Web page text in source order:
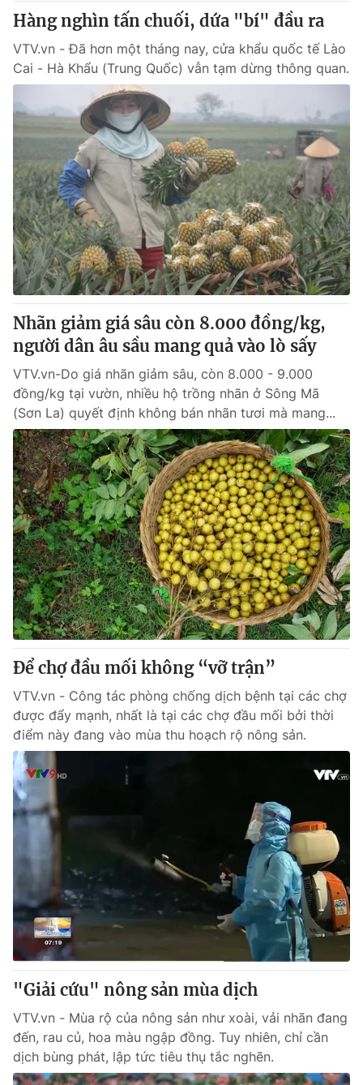
Giấy phép hoạt động báo in và báo điện tử số 483/GP-BTTTT
cấp ngày 29/12/2023
Tổng Biên tập:Vũ Thanh Thủy
Phó Tổng Biên tập:Nguyễn Thị Mỹ Hạnh, Phạm Quốc Thắng,
Nguyễn Trọng Ninh
Tổng đài VTV:024.38 355 931 - 024.38 355 932
Ðiện thoại Thời báo VTV:024.66 897 897
toasoan@vtv.vn
Liên hệ quảng cáo:
024-7300.7108
® Cấm sao chép dưới mọi hình thức nếu không có sự chấp
thuận bằng văn bản. Ghi rõ nguồn VTV.vn khi phát hành lại
thông tin từ website này.
Hàng nghìn tấn chuối, dứa "bí" đầu ra
VTV.vn - Đã hơn một tháng nay, cửa khẩu quốc tế Lào
Cai - Hà Khẩu (Trung Quốc) vẫn tạm dừng thông quan.
Nhãn giảm giá sâu còn 8.000 đồng/kg,
người dân âu sầu mang quả vào lò sấy
VTV.vn-Do giá nhãn giảm sâu, còn 8.000 - 9.000
đồng/kg tại vườn, nhiều hộ trồng nhãn ở Sông Mã
(Sơn La) quyết định không bán nhãn tươi mà mang...
Để chợ đầu mối không “vỡ trận”
VTV.vn - Công tác phòng chống dịch bệnh tại các chợ
được đẩy mạnh, nhất là tại các chợ đầu mối bởi thời
điểm này đang vào mùa thu hoạch rộ nông sản.
"Giải cứu" nông sản mùa dịch
VTV.vn - Mùa rộ của nông sản như xoài, vải nhãn đang
đến, rau củ, hoa màu ngập đồng. Tuy nhiên, chỉ cần
dịch bùng phát, lập tức tiêu thụ tắc nghẽn.